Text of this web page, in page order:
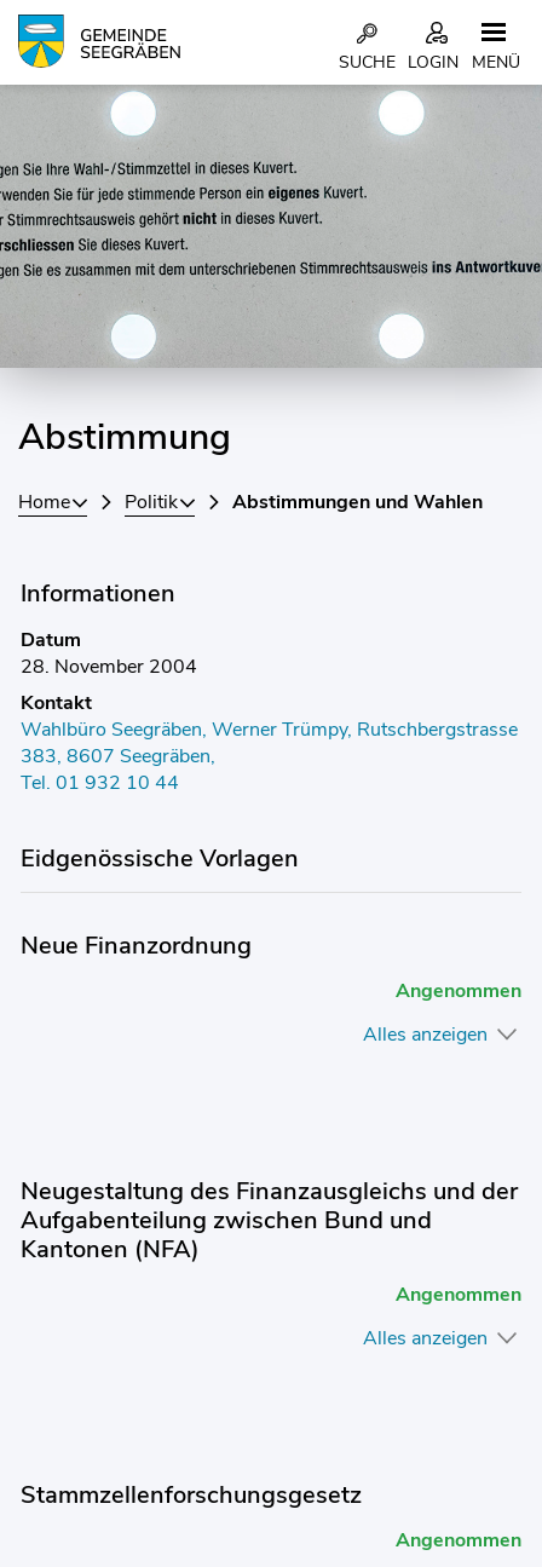
Kopfzeile
LOGIN
SUCHE MENÜ
Abstimmung
Home Politik Abstimmungen und Wahlen
Informationen
Datum
28. November 2004
Kontakt
Wahlbüro Seegräben, Werner Trümpy, Rutschbergstrasse
383, 8607 Seegräben,
Tel. 01 932 10 44
Eidgenössische Vorlagen
Neue Finanzordnung
Angenommen
Alles anzeigen
Neugestaltung des Finanzausgleichs und der
Aufgabenteilung zwischen Bund und
Kantonen (NFA)
Angenommen
Alles anzeigen
Stammzellenforschungsgesetz
Angenommen